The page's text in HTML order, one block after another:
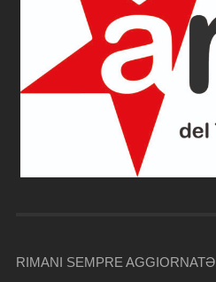
RIMANI SEMPRE AGGIORNATƏ